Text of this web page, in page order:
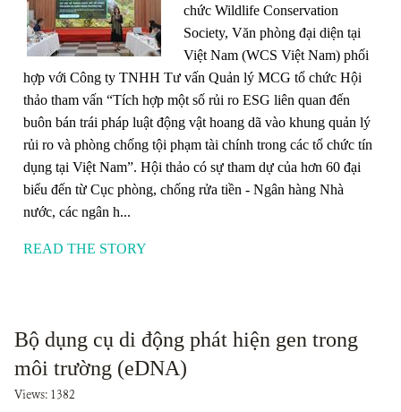
chức Wildlife Conservation
Society, Văn phòng đại diện tại
Việt Nam (WCS Việt Nam) phối
hợp với Công ty TNHH Tư vấn Quản lý MCG tổ chức Hội
thảo tham vấn “Tích hợp một số rủi ro ESG liên quan đến
buôn bán trái pháp luật động vật hoang dã vào khung quản lý
rủi ro và phòng chống tội phạm tài chính trong các tổ chức tín
dụng tại Việt Nam”. Hội thảo có sự tham dự của hơn 60 đại
biểu đến từ Cục phòng, chống rửa tiền - Ngân hàng Nhà
nước, các ngân h...
READ THE STORY
Bộ dụng cụ di động phát hiện gen trong
môi trường (eDNA)
Views: 1382